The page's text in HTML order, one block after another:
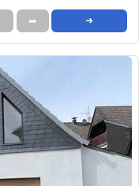
➦ ➜